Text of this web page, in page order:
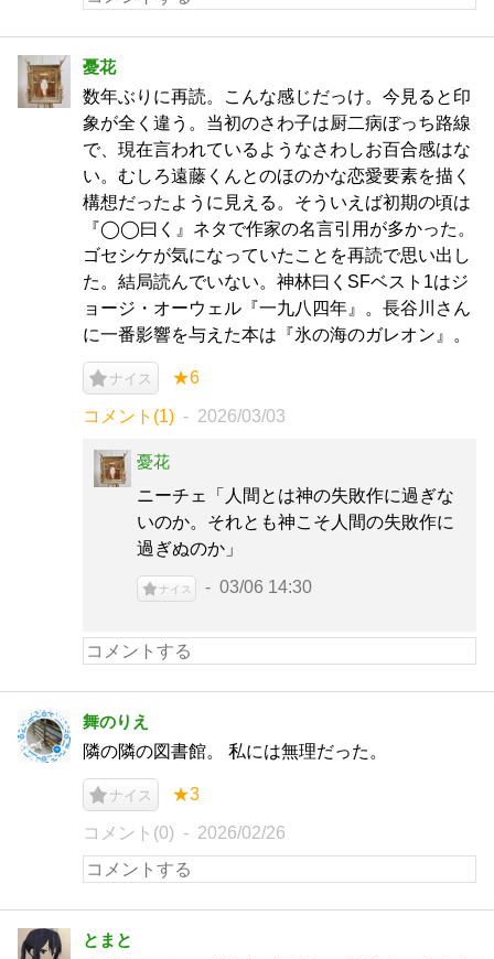
憂花
数年ぶりに再読。こんな感じだっけ。今見ると印
象が全く違う。当初のさわ子は厨二病ぼっち路線
で、現在言われているようなさわしお百合感はな
い。むしろ遠藤くんとのほのかな恋愛要素を描く
構想だったように見える。そういえば初期の頃は
『◯◯曰く』ネタで作家の名言引用が多かった。
ゴセシケが気になっていたことを再読で思い出し
た。結局読んでいない。神林曰くSFベスト1はジ
ョージ・オーウェル『一九八四年』。長谷川さん
に一番影響を与えた本は『氷の海のガレオン』。
ナイス ★6
コメント(1) 2026/03/03
憂花
ニーチェ「人間とは神の失敗作に過ぎな
いのか。それとも神こそ人間の失敗作に
過ぎぬのか」
ナイス 03/06 14:30
舞のりえ
隣の隣の図書館。 私には無理だった。
ナイス ★3
コメント(0) 2026/02/26
とまと